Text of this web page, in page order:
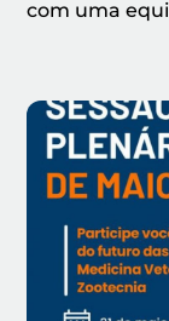
com uma